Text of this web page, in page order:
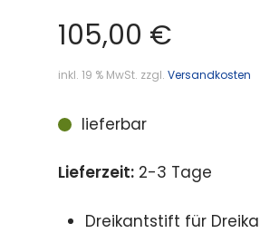
105,00 €
inkl. 19 % MwSt. zzgl. Versandkosten
lieferbar
Lieferzeit: 2-3 Tage
Dreikantstift für